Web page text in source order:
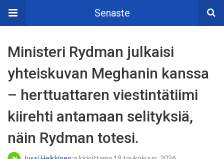
Senaste
Ministeri Rydman julkaisi
yhteiskuvan Meghanin kanssa
– herttuattaren viestintätiimi
kiirehti antamaan selityksiä,
näin Rydman totesi.